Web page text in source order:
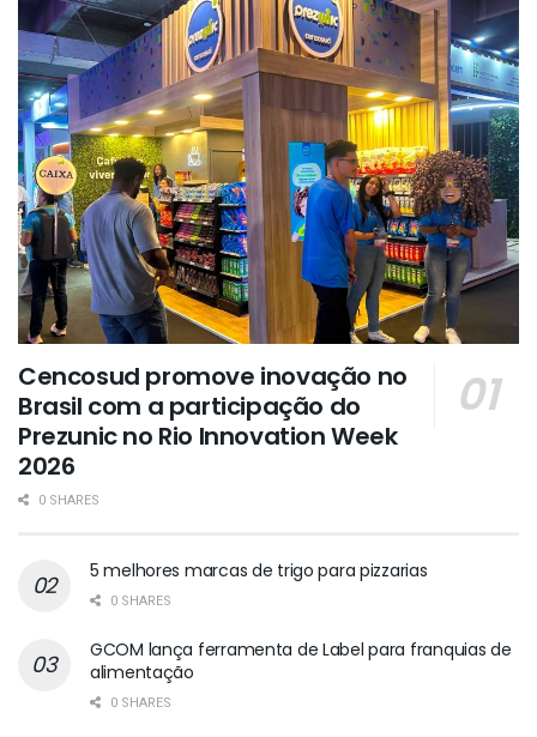
Cencosud promove inovação no
Brasil com a participação do
Prezunic no Rio Innovation Week
2026
0 SHARES
5 melhores marcas de trigo para pizzarias
0 SHARES
GCOM lança ferramenta de Label para franquias de
alimentação
0 SHARES